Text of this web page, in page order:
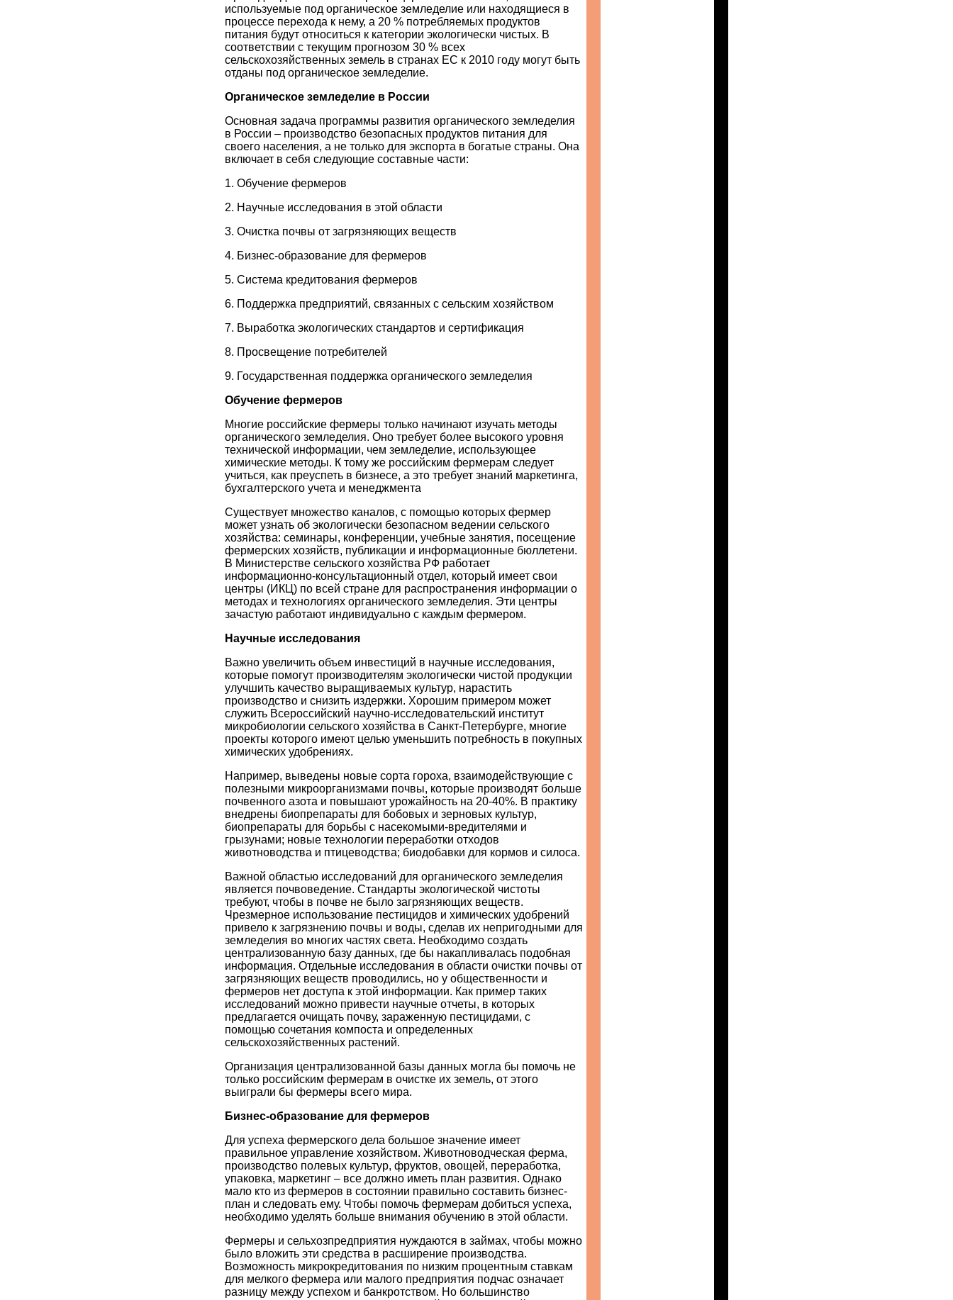
используемые под органическое земледелие или находящиеся в
процессе перехода к нему, а 20 % потребляемых продуктов
питания будут относиться к категории экологически чистых. В
соответствии с текущим прогнозом 30 % всех
сельскохозяйственных земель в странах ЕС к 2010 году могут быть
отданы под органическое земледелие.
Органическое земледелие в России
Основная задача программы развития органического земледелия
в России – производство безопасных продуктов питания для
своего населения, а не только для экспорта в богатые страны. Она
включает в себя следующие составные части:
1. Обучение фермеров
2. Научные исследования в этой области
3. Очистка почвы от загрязняющих веществ
4. Бизнес-образование для фермеров
5. Система кредитования фермеров
6. Поддержка предприятий, связанных с сельским хозяйством
7. Выработка экологических стандартов и сертификация
8. Просвещение потребителей
9. Государственная поддержка органического земледелия
Обучение фермеров
Многие российские фермеры только начинают изучать методы
органического земледелия. Оно требует более высокого уровня
технической информации, чем земледелие, использующее
химические методы. К тому же российским фермерам следует
учиться, как преуспеть в бизнесе, а это требует знаний маркетинга,
бухгалтерского учета и менеджмента
Существует множество каналов, с помощью которых фермер
может узнать об экологически безопасном ведении сельского
хозяйства: семинары, конференции, учебные занятия, посещение
фермерских хозяйств, публикации и информационные бюллетени.
В Министерстве сельского хозяйства РФ работает
информационно-консультационный отдел, который имеет свои
центры (ИКЦ) по всей стране для распространения информации о
методах и технологиях органического земледелия. Эти центры
зачастую работают индивидуально с каждым фермером.
Научные исследования
Важно увеличить объем инвестиций в научные исследования,
которые помогут производителям экологически чистой продукции
улучшить качество выращиваемых культур, нарастить
производство и снизить издержки. Хорошим примером может
служить Всероссийский научно-исследовательский институт
микробиологии сельского хозяйства в Санкт-Петербурге, многие
проекты которого имеют целью уменьшить потребность в покупных
химических удобрениях.
Например, выведены новые сорта гороха, взаимодействующие с
полезными микроорганизмами почвы, которые производят больше
почвенного азота и повышают урожайность на 20-40%. В практику
внедрены биопрепараты для бобовых и зерновых культур,
биопрепараты для борьбы с насекомыми-вредителями и
грызунами; новые технологии переработки отходов
животноводства и птицеводства; биодобавки для кормов и силоса.
Важной областью исследований для органического земледелия
является почвоведение. Стандарты экологической чистоты
требуют, чтобы в почве не было загрязняющих веществ.
Чрезмерное использование пестицидов и химических удобрений
привело к загрязнению почвы и воды, сделав их непригодными для
земледелия во многих частях света. Необходимо создать
централизованную базу данных, где бы накапливалась подобная
информация. Отдельные исследования в области очистки почвы от
загрязняющих веществ проводились, но у общественности и
фермеров нет доступа к этой информации. Как пример таких
исследований можно привести научные отчеты, в которых
предлагается очищать почву, зараженную пестицидами, с
помощью сочетания компоста и определенных
сельскохозяйственных растений.
Организация централизованной базы данных могла бы помочь не
только российским фермерам в очистке их земель, от этого
выиграли бы фермеры всего мира.
Бизнес-образование для фермеров
Для успеха фермерского дела большое значение имеет
правильное управление хозяйством. Животноводческая ферма,
производство полевых культур, фруктов, овощей, переработка,
упаковка, маркетинг – все должно иметь план развития. Однако
мало кто из фермеров в состоянии правильно составить бизнес-
план и следовать ему. Чтобы помочь фермерам добиться успеха,
необходимо уделять больше внимания обучению в этой области.
Фермеры и сельхозпредприятия нуждаются в займах, чтобы можно
было вложить эти средства в расширение производства.
Возможность микрокредитования по низким процентным ставкам
для мелкого фермера или малого предприятия подчас означает
разницу между успехом и банкротством. Но большинство